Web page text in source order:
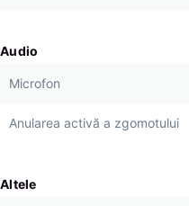
Audio
Microfon
Anularea activă a zgomotului
Altele